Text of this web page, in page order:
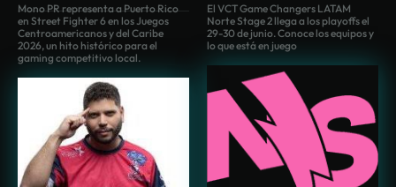
Mono PR representa a Puerto Rico
en Street Fighter 6 en los Juegos
Centroamericanos y del Caribe
2026, un hito histórico para el
gaming competitivo local.
El VCT Game Changers LATAM
Norte Stage 2 llega a los playoffs el
29-30 de junio. Conoce los equipos y
lo que está en juego